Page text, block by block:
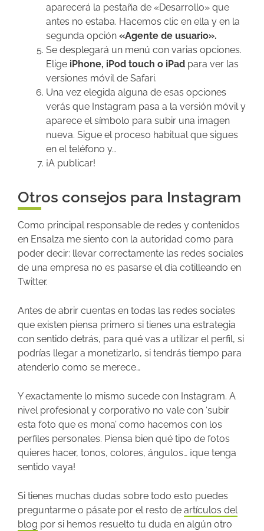
aparecerá la pestaña de «Desarrollo» que
antes no estaba. Hacemos clic en ella y en la
segunda opción «Agente de usuario».
Se desplegará un menú con varias opciones.
Elige iPhone, iPod touch o iPad para ver las
versiones móvil de Safari.
Una vez elegida alguna de esas opciones
verás que Instagram pasa a la versión móvil y
aparece el símbolo para subir una imagen
nueva. Sigue el proceso habitual que sigues
en el teléfono y…
¡A publicar!
Otros consejos para Instagram
Como principal responsable de redes y contenidos
en Ensalza me siento con la autoridad como para
poder decir: llevar correctamente las redes sociales
de una empresa no es pasarse el día cotilleando en
Twitter.
Antes de abrir cuentas en todas las redes sociales
que existen piensa primero si tienes una estrategia
con sentido detrás, para qué vas a utilizar el perfil, si
podrías llegar a monetizarlo, si tendrás tiempo para
atenderlo como se merece…
Y exactamente lo mismo sucede con Instagram. A
nivel profesional y corporativo no vale con ‘subir
esta foto que es mona’ como hacemos con los
perfiles personales. Piensa bien qué tipo de fotos
quieres hacer, tonos, colores, ángulos… ¡que tenga
sentido vaya!
Si tienes muchas dudas sobre todo esto puedes
preguntarme o pásate por el resto de artículos del
blog por si hemos resuelto tu duda en algún otro